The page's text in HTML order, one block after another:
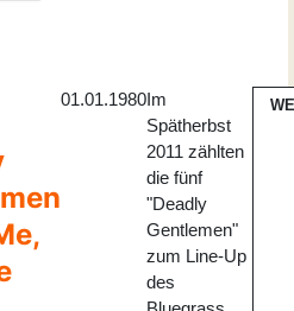
01.01.1980Im
Spätherbst
2011 zählten
die fünf
"Deadly
Gentlemen"
zum Line-Up
des